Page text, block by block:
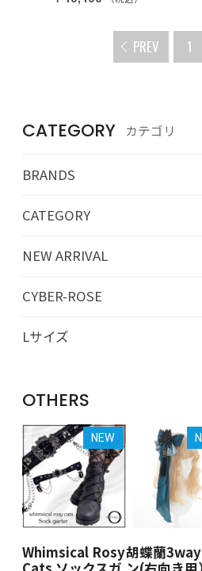
CATEGORY カテゴリ
BRANDS
CATEGORY
NEW ARRIVAL
CYBER-ROSE
Lサイズ
OTHERS
NEW
Whimsical Rosy胡蝶蘭
PREV 1